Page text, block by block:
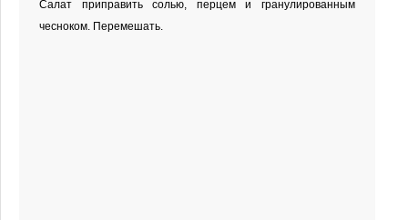
Салат приправить солью, перцем и гранулированным
чесноком. Перемешать.